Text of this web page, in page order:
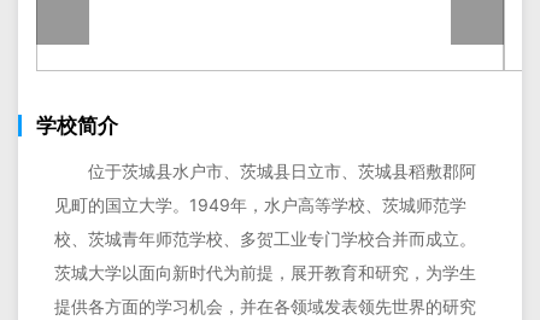
学校简介
位于茨城县水户市、茨城县日立市、茨城县稻敷郡阿
见町的国立大学。1949年，水户高等学校、茨城师范学
校、茨城青年师范学校、多贺工业专门学校合并而成立。
茨城大学以面向新时代为前提，展开教育和研究，为学生
提供各方面的学习机会，并在各领域发表领先世界的研究